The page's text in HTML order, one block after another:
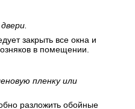
закрыть все окна и
в помещении.
пленку или
разложить обойные